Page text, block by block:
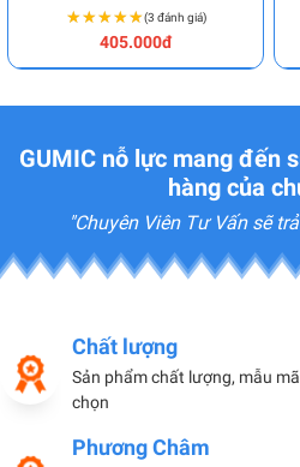
BA1831
★★★★★
★★★★★(3 đánh giá)
405.000đ
GUMIC nỗ lực mang đến
hàng của
"Chuyên Viên Tư Vấn sẽ
Chất lượng
Sản phẩm chất lượng, mẫu
chọn
Phương Châm